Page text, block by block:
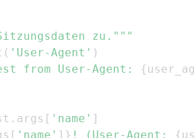
zu."""
( 'User-Agent' )
from User-Agent: {
. args [ 'name' ]
[ 'name' ] } ! (User-Agent: {